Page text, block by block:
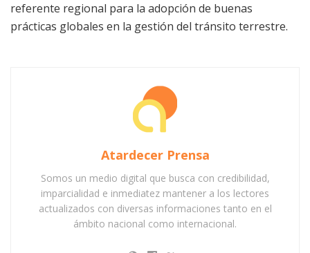
referente regional para la adopción de buenas
prácticas globales en la gestión del tránsito terrestre.
Atardecer Prensa
Somos un medio digital que busca con credibilidad,
imparcialidad e inmediatez mantener a los lectores
actualizados con diversas informaciones tanto en el
ámbito nacional como internacional.